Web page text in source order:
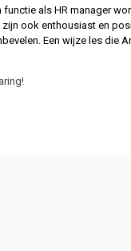
functie als HR manager
ook enthousiast en
Een wijze les die